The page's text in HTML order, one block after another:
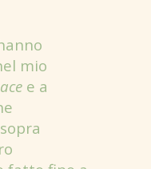
mio
e a